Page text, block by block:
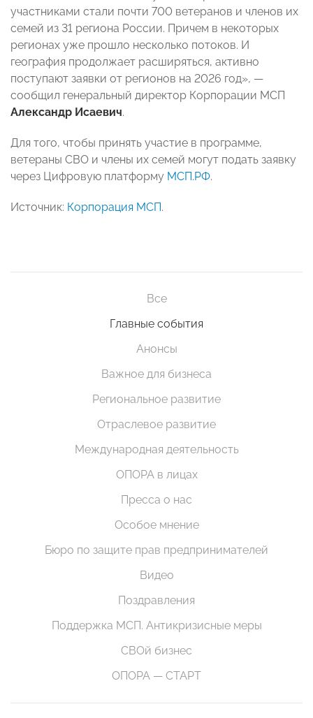
участниками стали почти 700 ветеранов и членов их
семей из 31 региона России. Причем в некоторых
регионах уже прошло несколько потоков. И
география продолжает расширяться, активно
поступают заявки от регионов на 2026 год», —
сообщил генеральный директор Корпорации МСП
Александр Исаевич.
Для того, чтобы принять участие в программе,
ветераны СВО и члены их семей могут подать заявку
через Цифровую платформу МСП.РФ.
Источник: Корпорация МСП.
Все
Главные события
Анонсы
Важное для бизнеса
Региональное развитие
Отраслевое развитие
Международная деятельность
ОПОРА в лицах
Пресса о нас
Особое мнение
Бюро по защите прав предпринимателей
Видео
Поздравления
Поддержка МСП. Антикризисные меры
СВОй бизнес
ОПОРА — СТАРТ